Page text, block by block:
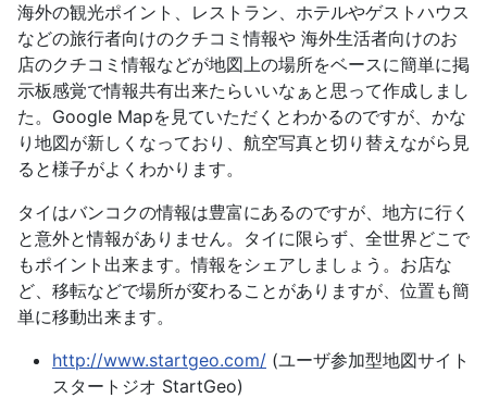
海外の観光ポイント、レストラン、ホテルやゲストハウス
などの旅行者向けのクチコミ情報や 海外生活者向けのお
店のクチコミ情報などが地図上の場所をベースに簡単に掲
示板感覚で情報共有出来たらいいなぁと思って作成しまし
た。Google Mapを見ていただくとわかるのですが、かな
り地図が新しくなっており、航空写真と切り替えながら見
ると様子がよくわかります。
タイはバンコクの情報は豊富にあるのですが、地方に行く
と意外と情報がありません。タイに限らず、全世界どこで
もポイント出来ます。情報をシェアしましょう。お店な
ど、移転などで場所が変わることがありますが、位置も簡
単に移動出来ます。
http://www.startgeo.com/ (ユーザ参加型地図サイト
スタートジオ StartGeo)